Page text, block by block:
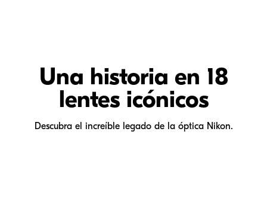
Una historia en 18
lentes icónicos
Descubra el increíble legado de la óptica Nikon.